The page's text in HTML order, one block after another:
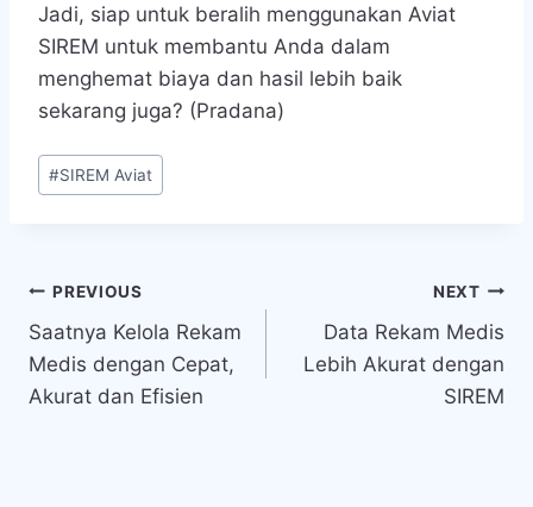
Jadi, siap untuk beralih menggunakan Aviat
SIREM untuk membantu Anda dalam
menghemat biaya dan hasil lebih baik
sekarang juga? (Pradana)
Post
Tags:
#SIREM Aviat
Navigasi
pos
PREVIOUS
Saatnya Kelola Rekam
Medis dengan Cepat,
Akurat dan Efisien
NEXT
Data Rekam Medis
Lebih Akurat dengan
SIREM